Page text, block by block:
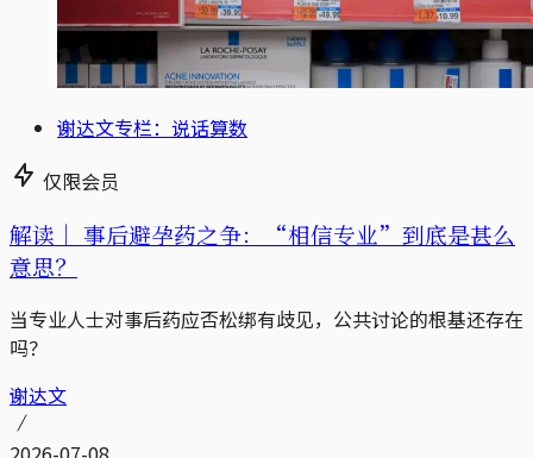
谢达文专栏：说话算数
仅限会员
解读｜ 事后避孕药之争：“相信专业”到底是甚么
意思？
当专业人士对事后药应否松绑有歧见，公共讨论的根基还存在
吗？
谢达文